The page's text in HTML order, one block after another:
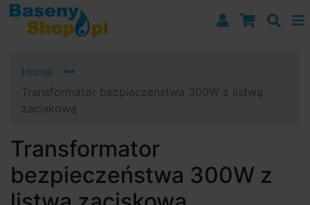
Przejdź do nawigacji
Przejdź do treści
Przejdź do paska bocznego
Home
Transformator bezpieczeństwa 300W z listwą
zaciskową
Transformator
bezpieczeństwa 300W z